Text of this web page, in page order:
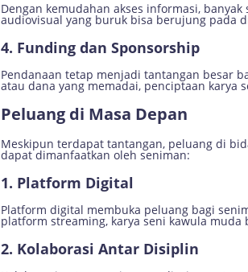
Dengan kemudahan akses informasi,
audiovisual yang buruk bisa berujung pada
4. Funding dan Sponsorship
Pendanaan tetap menjadi tantangan besar
atau dana yang memadai, penciptaan karya
Peluang di Masa Depan
Meskipun terdapat tantangan, peluang di
dapat dimanfaatkan oleh seniman:
1. Platform Digital
Platform digital membuka peluang bagi
platform streaming, karya seni kawula
2. Kolaborasi Antar Disiplin